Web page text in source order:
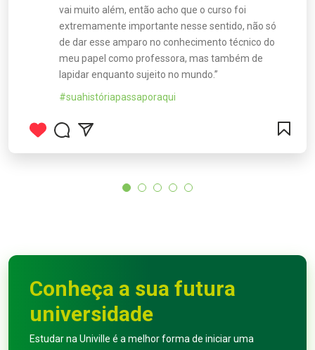
vai muito além, então acho que o curso foi
extremamente importante nesse sentido, não só
de dar esse amparo no conhecimento técnico do
meu papel como professora, mas também de
lapidar enquanto sujeito no mundo.”
#suahistóriapassaporaqui
Conheça a sua futura
universidade
Estudar na Univille é a melhor forma de iniciar uma